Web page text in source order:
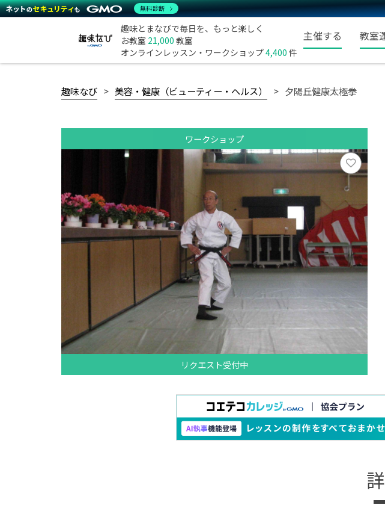
趣味とまなびで毎日を、もっと楽しく
お教室 21,000 教室
オンラインレッスン・ワークショップ4,400 件
主催する 教室
趣味なび 美容・健康（ビューティー・ヘルス） 夕陽丘健康太極拳
ワークショップ
リクエスト受付中
無料診断